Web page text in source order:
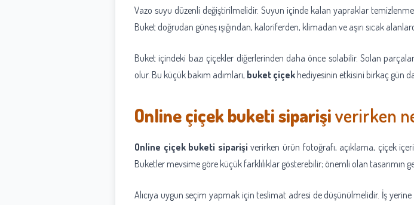
Vazo suyu düzenli değiştirilmelidir. Suyun içinde kalan yapraklar
Buket doğrudan güneş ışığından, kaloriferden, klimadan ve aşırı sıcak
Buket içindeki bazı çiçekler diğerlerinden daha önce solabilir. Solan
olur. Bu küçük bakım adımları, buket çiçek hediyesinin etkisini birkaç gün
Online çiçek buketi siparişiverirken
Online çiçek buketi siparişi verirken ürün fotoğrafı, açıklama, çiçek
Buketler mevsime göre küçük farklılıklar gösterebilir; önemli olan tasarımın
Alıcıya uygun seçim yapmak için teslimat adresi de düşünülmelidir. İş